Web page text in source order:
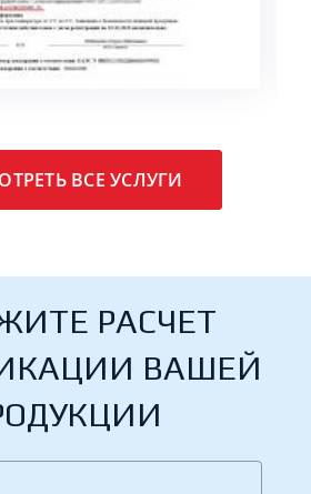
ВСЕ УСЛУГИ
РАСЧЕТ
ВАШЕЙ